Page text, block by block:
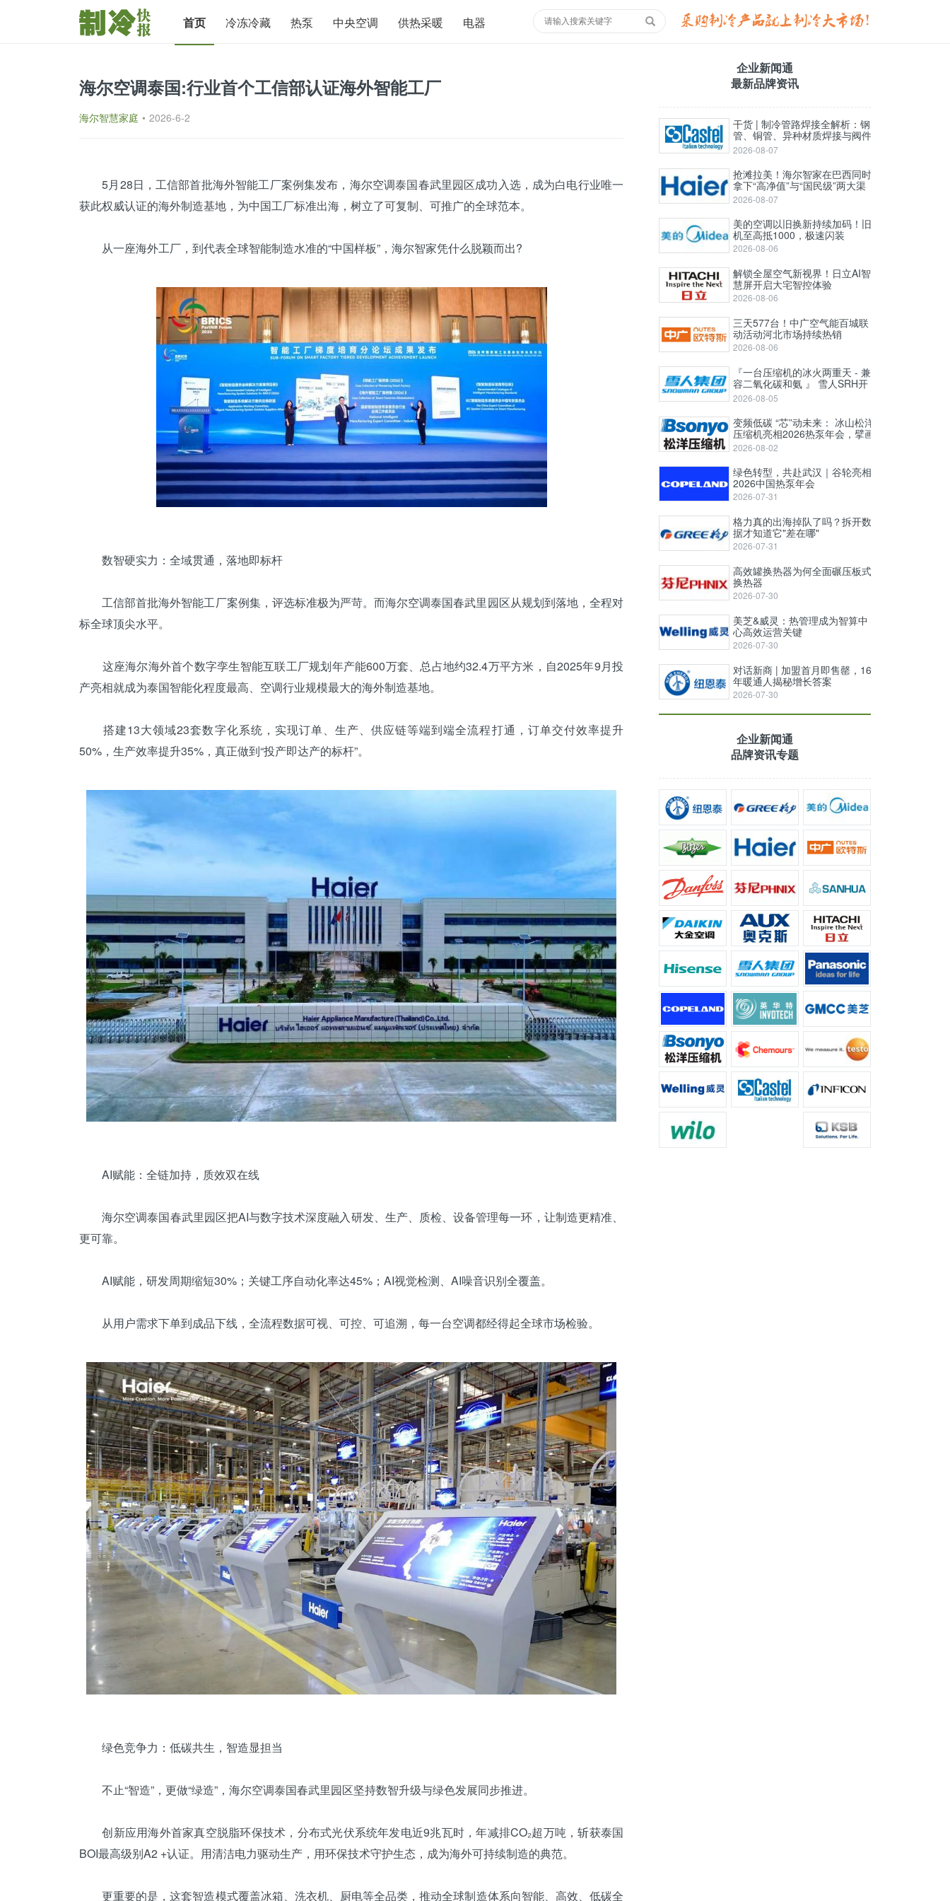
首页 冷冻冷藏 热泵 中央空调 供热采暖 电器
海尔空调泰国:行业首个工信部认证海外智能工厂
海尔智慧家庭 • 2026-6-2
5月28日，工信部首批海外智能工厂案例集发布， 海尔空调泰国春武里园区成功入选，成为白电行业唯一
获此权威认证的海外制造基地，为中国工厂标准出海，树立了可复制、可推广的全球范本。
从一座海外工厂，到代表全球智能制造水准的“中国样板”，海尔智家凭什么脱颖而出?
数智硬实力：全域贯通，落地即标杆
工信部首批海外智能工厂案例集，评选标准极为严苛。而海尔空调泰国春武里园区从规划到落地，全程对
标全球顶尖水平。
这座海尔海外首个数字孪生智能互联工厂规划年产能600万套、总占地约32.4万平方米，自2025年9月投
产亮相就成为泰国智能化程度最高、空调行业规模最大的海外制造基地。
搭建13大领域23套数字化系统，实现订单、生产、供应链等端到端全流程打通，订单交付效率提升
50%，生产效率提升35%，真正做到“投产即达产的标杆”。
AI赋能：全链加持，质效双在线
海尔空调泰国春武里园区把AI与数字技术深度融入研发、生产、质检、设备管理每一环，让制造更精准、
更可靠。
AI赋能，研发周期缩短30%；关键工序自动化率达45%；AI视觉检测、AI噪音识别全覆盖。
从用户需求下单到成品下线，全流程数据可视、可控、可追溯，每一台空调都经得起全球市场检验。
绿色竞争力：低碳共生，智造显担当
不止“智造”，更做“绿造”，海尔空调泰国春武里园区坚持数智升级与绿色发展同步推进。
创新应用海外首家真空脱脂环保技术，分布式光伏系统年发电近9兆瓦时，年减排CO₂超万吨，斩获泰国
BOI最高级别A2 +认证。用清洁电力驱动生产，用环保技术守护生态，成为海外可持续制造的典范。
更重要的是，这套智造模式覆盖冰箱 、洗衣机、厨电等全品类，推动全球制造体系向智能、高效、低碳全
企业新闻通
最新品牌资讯
干货 | 制冷管路焊接全解析：钢
管、铜管、异种材质焊接与阀件
选择攻略
2026-08-07
抢滩拉美！海尔智家在巴西同时
拿下“高净值”与“国民级”两大渠
道
2026-08-07
美的空调以旧换新持续加码！旧
机至高抵1000，极速闪装
2026-08-06
解锁全屋空气新视界！日立AI智
慧屏开启大宅智控体验
2026-08-06
三天577台！中广空气能百城联
动活动河北市场持续热销
2026-08-06
『一台压缩机的冰火两重天 - 兼
容二氧化碳和氨 』 雪人SRH开
启式高压螺杆压缩机
2026-08-05
变频低碳 “芯”动未来： 冰山松洋
压缩机亮相2026热泵年会，擘画
工业高温与极寒采暖新图景
2026-08-02
绿色转型，共赴武汉｜谷轮亮相
2026中国热泵年会
2026-07-31
格力真的出海掉队了吗？拆开数
据才知道它"差在哪"
2026-07-31
高效罐换热器为何全面碾压板式
换热器
2026-07-30
美芝&威灵：热管理成为智算中
心高效运营关键
2026-07-30
对话新商 | 加盟首月即售罄，16
年暖通人揭秘增长答案
2026-07-30
企业新闻通
品牌资讯专题